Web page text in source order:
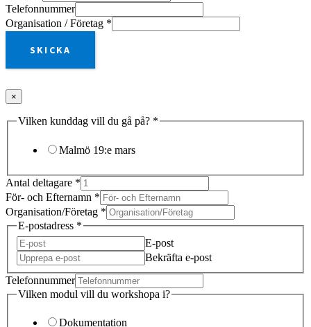
Telefonnummer
Organisation / Företag *
SKICKA
×
Vilken kunddag vill du gå på? *
Malmö 19:e mars
Antal deltagare *
För- och Efternamn *
Organisation/Företag *
E-postadress *
E-post
Bekräfta e-post
Telefonnummer
Vilken modul vill du workshopa i?
Dokumentation